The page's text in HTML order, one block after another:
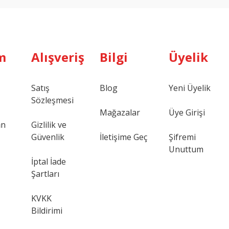
Alışveriş
Satış
Sözleşmesi
Gizlilik ve
Güvenlik
İptal İade
Şartları
KVKK
Bildirimi
Bilgi
Blog
Mağazalar
İletişime Geç
Üyelik
Yeni Üyelik
Üye Girişi
Şifremi
Unuttum